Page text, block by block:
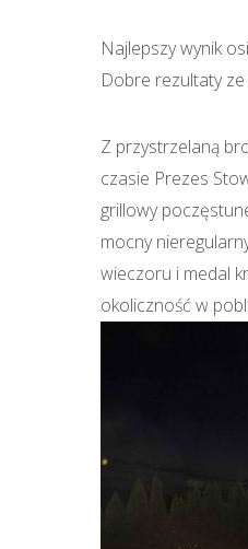
Najlepszy wynik
Dobre rezultaty ze
Z przystrzelaną
czasie Prezes
grillowy
mocny
wieczoru i medal
okoliczność w